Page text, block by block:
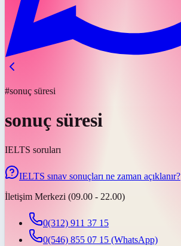
#sonuç süresi
sonuç süresi
IELTS soruları
IELTS sınav sonuçları ne zaman açıklanır?
İletişim Merkezi (09.00 - 22.00)
0(312) 911 37 15
0(546) 855 07 15 (WhatsApp)